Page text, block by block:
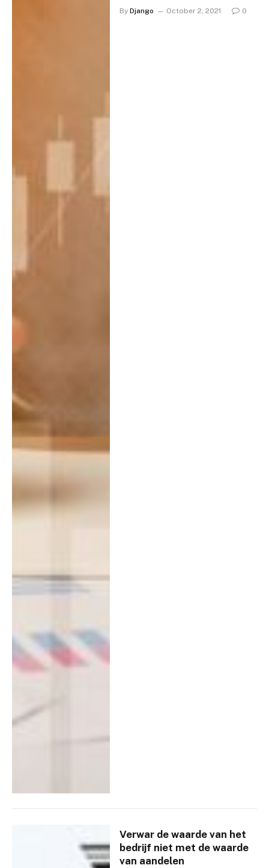
By Django October 2, 2021 0
Verwar de waarde van het
bedrijf niet met de waarde
van aandelen